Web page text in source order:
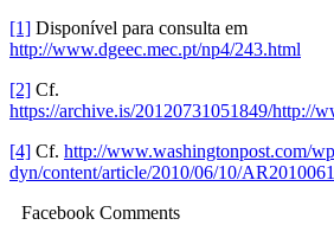
[1] Disponível para consulta em
http://www.dgeec.mec.pt/np4/243.html
[2] Cf.
https://archive.is/20120731051849/http://
[4] Cf. http://www.washingtonpost.com/
dyn/content/article/2010/06/10/
Facebook Comments